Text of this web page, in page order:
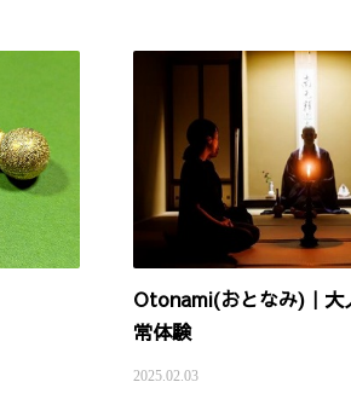
Otonami(おとなみ)｜大
常体験
2025.02.03